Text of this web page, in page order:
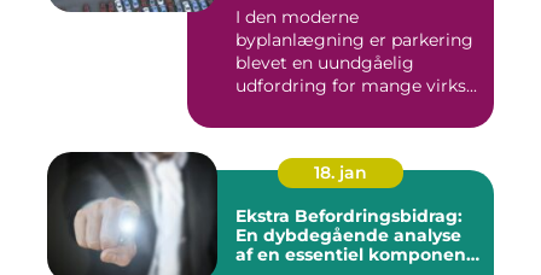
I den moderne
byplanlægning er parkering
blevet en uundgåelig
udfordring for mange virks...
18. jan
Ekstra Befordringsbidrag:
En dybdegående analyse
af en essentiel komponent